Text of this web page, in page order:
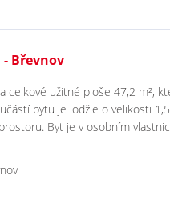
- Břevnov
celkové užitné ploše 47,2 m²,
bytu je lodžie o velikosti
Byt je v osobním